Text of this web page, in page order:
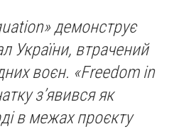
демонструє
України, втрачений
воєн. «Freedom in
з’явився як
в межах проєкту